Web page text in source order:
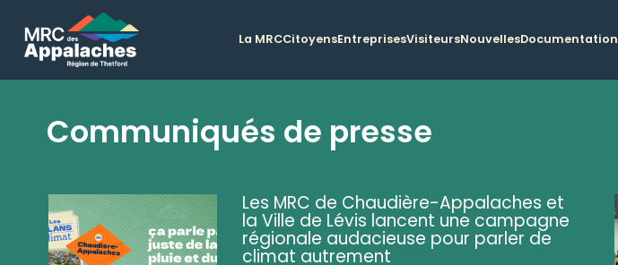
La MRCCitoyensEntreprisesVisiteursNouvellesDocumentation
Communiqués de presse
Les MRC de Chaudière-Appalaches et
la Ville de Lévis lancent une campagne
régionale audacieuse pour parler de
climat autrement